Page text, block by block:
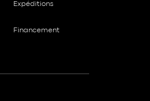
Expéditions
Financement